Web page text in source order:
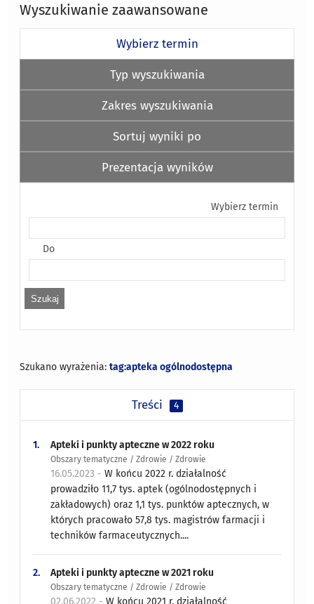
Wyszukiwanie zaawansowane
Wybierz termin
Typ wyszukiwania
Zakres wyszukiwania
Sortuj wyniki po
Prezentacja wyników
Wybierz termin
Do
Szukano wyrażenia:tag:apteka ogólnodostępna
Treści 4
1. Apteki i punkty apteczne w 2022 roku
Obszary tematyczne / Zdrowie / Zdrowie
16.05.2023 -W końcu 2022 r. działalność
prowadziło 11,7 tys. aptek (ogólnodostępnych i
zakładowych) oraz 1,1 tys. punktów aptecznych, w
których pracowało 57,8 tys. magistrów farmacji i
techników farmaceutycznych....
2. Apteki i punkty apteczne w 2021 roku
Obszary tematyczne / Zdrowie / Zdrowie
02.06.2022 -W końcu 2021 r. działalność